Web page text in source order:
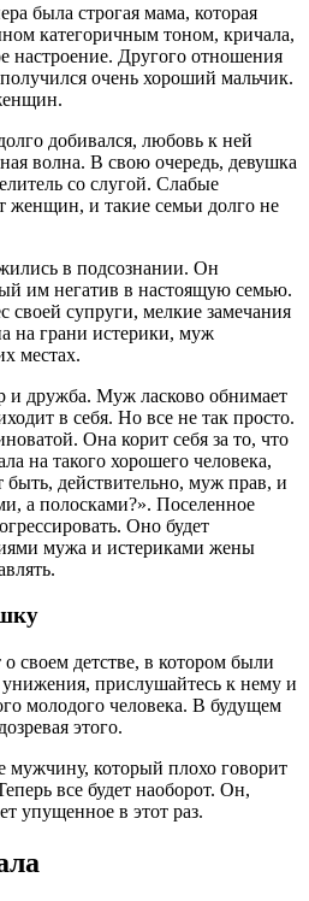
была строгая мама, которая
категоричным тоном, кричала,
настроение. Другого отношения
очень хороший мальчик.
добивался, любовь к ней
волна. В свою очередь, девушка
со слугой. Слабые
и такие семьи долго не
в подсознании. Он
им негатив в настоящую семью.
своей супруги, мелкие замечания
на грани истерики, муж
местах.
и дружба. Муж ласково обнимает
в себя. Но все не так просто.
Она корит себя за то, что
на такого хорошего человека,
быть, действительно, муж прав, и
а полосками?». Поселенное
Оно будет
мужа и истериками жены
о своем детстве, в котором были
прислушайтесь к нему и
молодого человека. В будущем
этого.
мужчину, который плохо говорит
все будет наоборот. Он,
упущенное в этот раз.